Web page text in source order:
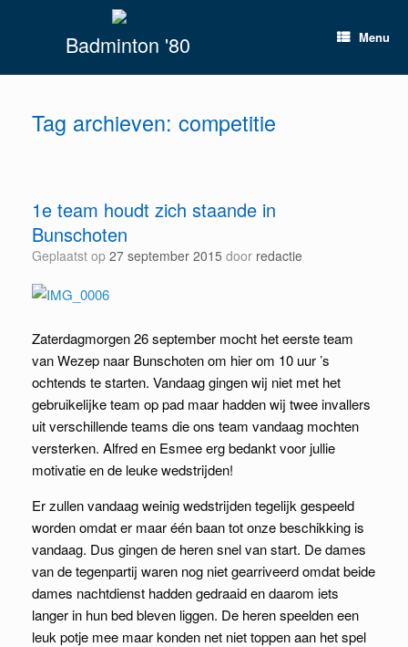
Badminton '80 Menu
Tag archieven: competitie
1e team houdt zich staande in
Bunschoten
Geplaatst op 27 september 2015 door redactie
Zaterdagmorgen 26 september mocht het eerste team
van Wezep naar Bunschoten om hier om 10 uur ’s
ochtends te starten. Vandaag gingen wij niet met het
gebruikelijke team op pad maar hadden wij twee invallers
uit verschillende teams die ons team vandaag mochten
versterken. Alfred en Esmee erg bedankt voor jullie
motivatie en de leuke wedstrijden!
Er zullen vandaag weinig wedstrijden tegelijk gespeeld
worden omdat er maar één baan tot onze beschikking is
vandaag. Dus gingen de heren snel van start. De dames
van de tegenpartij waren nog niet gearriveerd omdat beide
dames nachtdienst hadden gedraaid en daarom iets
langer in hun bed bleven liggen. De heren speelden een
leuk potje mee maar konden net niet toppen aan het spel